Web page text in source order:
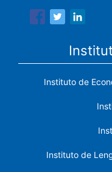
Instituto de
Instituto de